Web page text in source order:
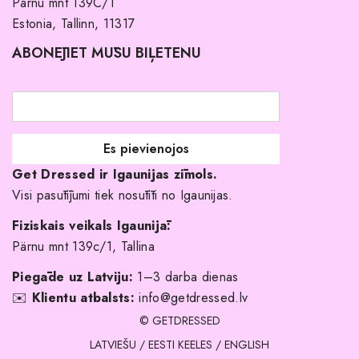
Pirkuma noteikumi un nosacījumi
Atgriešanas politika
Līgavas družiņu kleitas
Veikali
Kāpēc izvēlēties mūs?
Estonia, Tallinn, 11317
ABONĒJIET MŪSU BIĻETENU
Get Dressed ir Igaunijas zīmols.
Visi pasūtījumi tiek nosūtīti no Igaunijas.
Fiziskais veikals Igaunijā:
Pärnu mnt 139c/1, Tallina
Piegāde uz Latviju: 1–3 darba dienas
✉️ Klientu atbalsts: info@getdressed.lv
© GETDRESSED
LATVIEŠU / EESTI KEELES / ENGLISH